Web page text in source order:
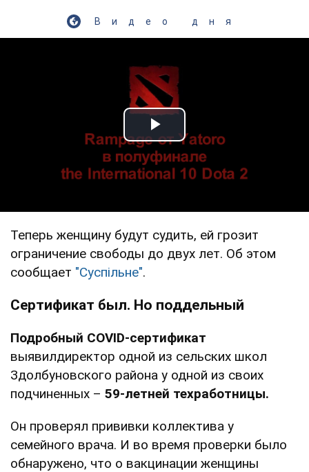
Видео дня
Play Video
Теперь женщину будут судить, ей грозит
ограничение свободы до двух лет. Об этом
сообщает "Суспільне".
Сертификат был. Но поддельный
Подробный COVID-сертификат
выявилдиректор одной из сельских школ
Здолбуновского района у одной из своих
подчиненных – 59-летней техработницы.
Он проверял прививки коллектива у
семейного врача. И во время проверки было
обнаружено, что о вакцинации женщины